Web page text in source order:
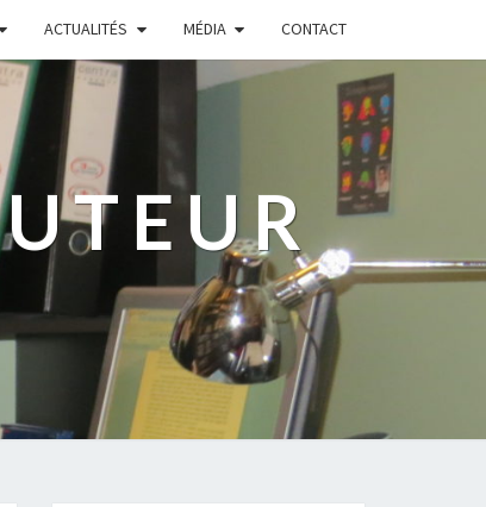
ACTUALITÉS MÉDIA CONTACT